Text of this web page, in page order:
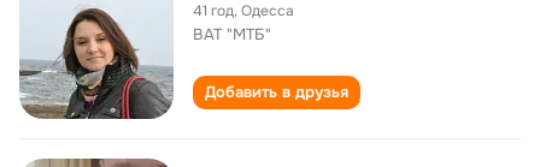
41 год,Одесса
ВАТ "МТБ"
Добавить в друзья